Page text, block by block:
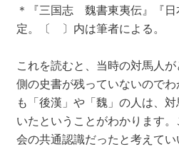
＊『三国志 魏書東夷伝』『
定。〔 〕内は筆者による。
これを読むと、当時の対馬人
側の史書が残っていないので
も「後漢」や「魏」の人は、
いたということがわかります
会の共通認識だったと考えて